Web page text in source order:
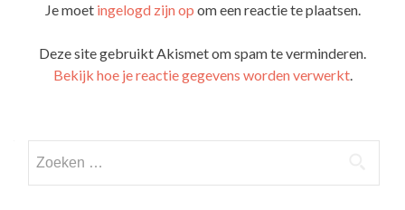
Je moet ingelogd zijn op om een reactie te plaatsen.
Deze site gebruikt Akismet om spam te verminderen.
Bekijk hoe je reactie gegevens worden verwerkt.
naar: